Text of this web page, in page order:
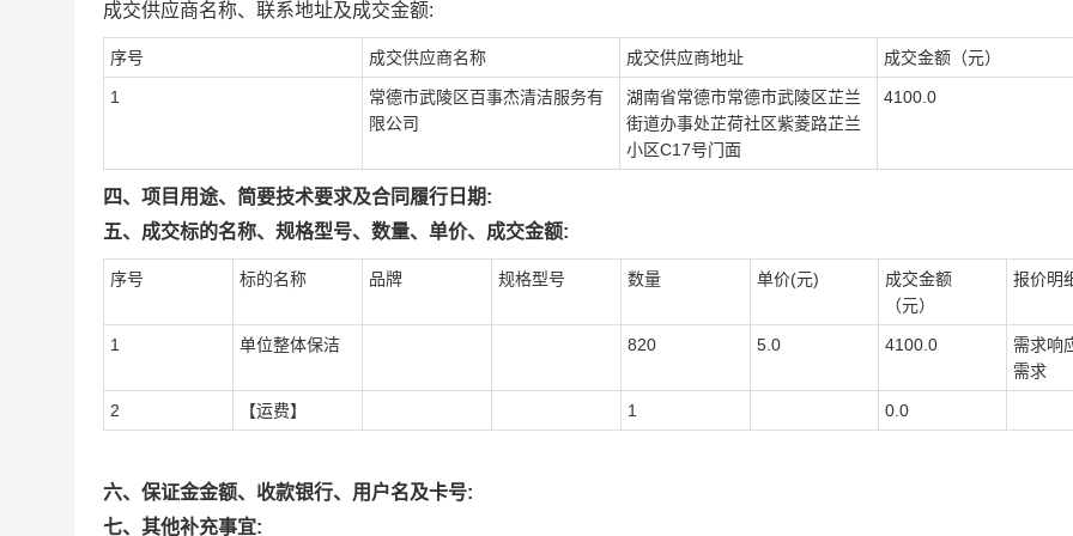
成交供应商名称、联系地址及成交金额:
序号 成交供应商名称 成交供应商地址 成交金额（元）
1
常德市武陵区百事杰清洁服务有
限公司
湖南省常德市常德市武陵区芷兰
街道办事处芷荷社区紫菱路芷兰
小区C17号门面
4100.0
四、项目用途、简要技术要求及合同履行日期:
五、成交标的名称、规格型号、数量、单价、成交金额:
序号 标的名称 品牌 规格型号 数量 单价(元)
成交金额
（元）
报价明
1 单位整体保洁 820 5.0 4100.0
需求响
需求
2 【运费】 1 0.0
六、保证金金额、收款银行、用户名及卡号:
七、其他补充事宜: